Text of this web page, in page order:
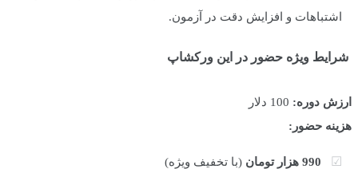
اشتباهات و افزایش دقت در آزمون.
شرایط ویژه حضور در این ورکشاپ
ارزش دوره:100 دلار
هزینه حضور:
990 هزار تومان (با تخفیف ویژه)